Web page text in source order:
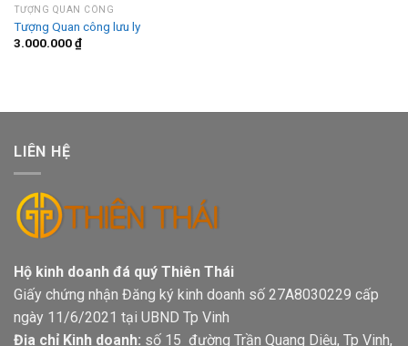
TƯỢNG QUAN CÔNG
Tượng Quan công lưu ly
3.000.000₫
LIÊN HỆ
Hộ kinh doanh đá quý Thiên Thái
Giấy chứng nhận Đăng ký kinh doanh số 27A8030229 cấp
ngày 11/6/2021 tại UBND Tp Vinh
Địa chỉ Kinh doanh: số 15 đường Trần Quang Diệu, Tp Vinh,